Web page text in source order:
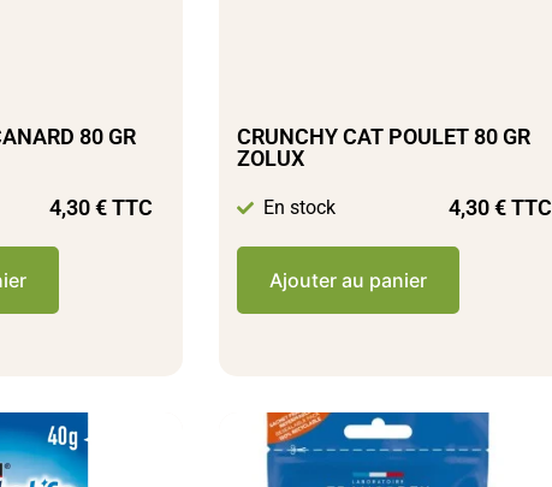
80 GR
4,30€TTC
CRUNCHY CAT POULET 80 GR
ZOLUX
En stock 4,30€TTC
Ajouter au panier